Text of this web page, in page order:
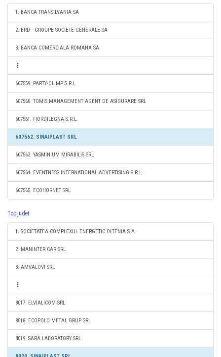
1. BANCA TRANSILVANIA SA
2. BRD - GROUPE SOCIETE GENERALE SA
3. BANCA COMERCIALA ROMANA SA
607559. PARTY-OLIMP S.R.L.
607560. TOMIS MANAGEMENT AGENT DE ASIGURARE SRL
607561. FIORDILEGNA S.R.L.
607562. SINAIPLAST SRL
607563. YASMINIUM MIRABILIS SRL
607564. EVENTNESS INTERNATIONAL ADVERTISING S.R.L.
607565. ECOHORNET SRL
Top judet
1. SOCIETATEA COMPLEXUL ENERGETIC OLTENIA S.A.
2. MANINTER CAR SRL
3. AMVALOVI SRL
8017. ELVIALICOM SRL
8018. ECOPOLO METAL GRUP SRL
8019. SARA LABORATORY SRL